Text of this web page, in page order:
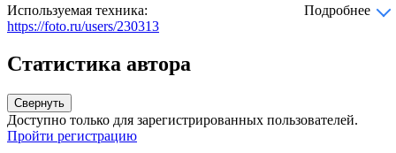
Используемая техника:
Подробнее
https://foto.ru/users/230313
Статистика автора
Свернуть
Доступно только для зарегистрированных пользователей.
Пройти регистрацию